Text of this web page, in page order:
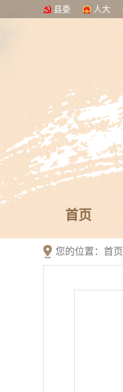
县委 人大
首页
您的位置： 首页